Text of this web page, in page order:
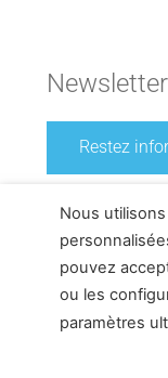
Newsletter
Restez
Nous
pouvez
ou les
paramètres